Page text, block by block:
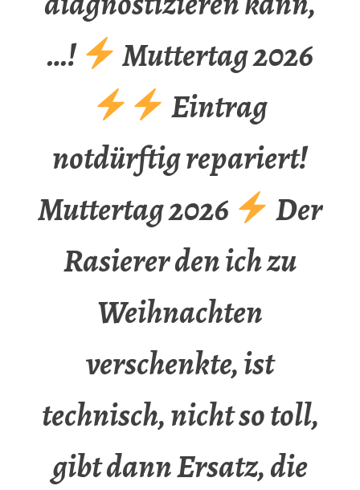
…!
Muttertag 2026
Eintrag
notdürftig repariert!
Muttertag 2026
Der
Rasierer den ich zu
Weihnachten
verschenkte, ist
technisch, nicht so toll,
gibt dann Ersatz, die